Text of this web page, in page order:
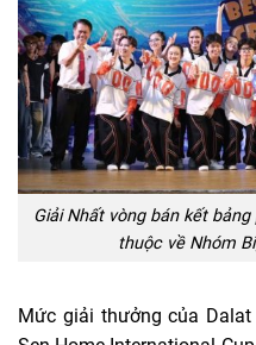
Giải Nhất vòng bán kết
thuộc về Nhóm
Mức giải thưởng của